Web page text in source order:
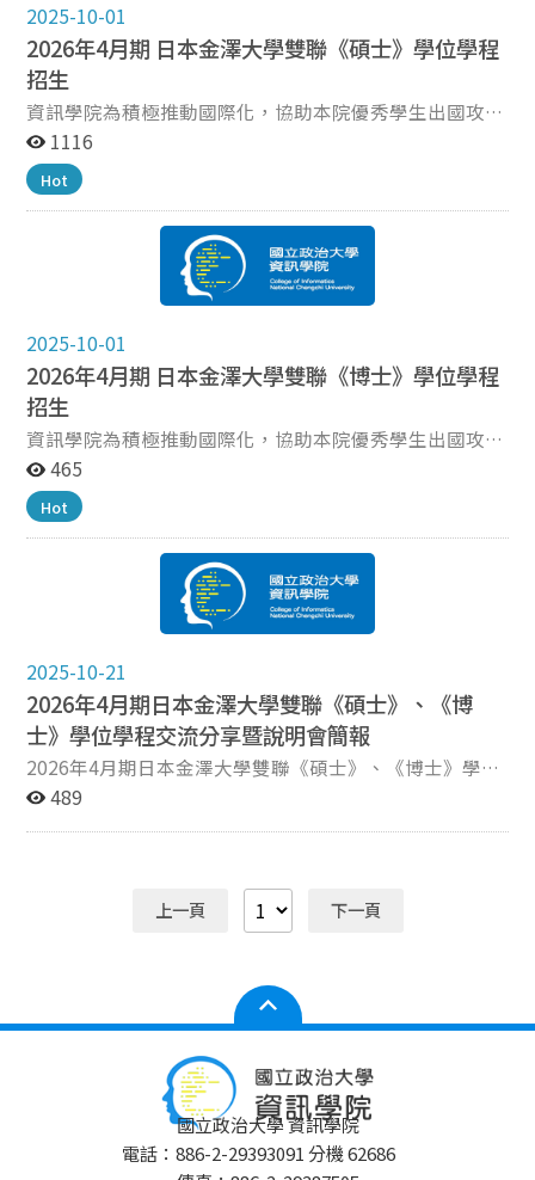
明：雅思（IELTS）6.5、培生（PTE）59，或托福
（TOEFL IBT）85 兩封推薦信（其中一封須由「論文指導
老師」撰寫） SOP（含以下Program選擇2~3項，並註明
志願排序） 學生須於申請時決定擬就讀之Program
(Master of Engineering, MEng)，UC提供的MEng選項如
下（https://www.ceas.uc.edu/academics/degrees-
programs/graduate.html）： 資訊與電子類：人工智慧
(AI)、電腦工程、電腦科學與軟體工程、電機工程。 機械
與自動化類：航空航天工程、機器人與智慧自主系統、機
程、化學工程、材料科學與工程。 生醫與能源類：生物醫
（星期二）17：00前，將應繳交文件電子檔e-mail
至 coi@nccu.edu.tw（標題：辛辛那提雙聯學位_（學號
姓名））
2025-10-01
2026年4月期 日本金澤大學雙聯《碩士》學位學程
招生
資訊學院為積極推動國際化，協助本院優秀學生出國攻讀
資訊科學雙聯碩士學位，提供學生更寬廣的學習視野和文
化體驗，特與日本金澤大學（KANAZAWA UNIVERSITY）
簽訂國際雙聯學位合作計畫。 招收對象 本院已完成註冊
之碩士班學生，申請細則依金澤大學雙聯學程
【GUIDELINES FOR APPLICANTS (master)_April 2026】
日起至2025年11月10日上班時間（上午9:00~下午
樓4樓140407）。 繳交文件 NCCU申請表。
【GUIDELINES FOR APPLICANTS (master)_April 2026】
要求之文件。 口試時間及結果公布 口試：2025年12月1
日～12月24日，詳細時間另由金澤大學通知。 結果公
布：2026年1月23日，依金澤大學公布時間為準。 日本
金澤大學相關資訊 https://www.se.kanazawa-
u.ac.jp/information 學分抵免~金澤大學規定 The
transfer of credits obtained from the partner university
is possible only for elective subjects by mutual
agreement. 此外，國立政治大學的選修科目為3學分，而
金澤大學為2學分，較國立政治大學少1學分。因此於金澤
大學取得的選修2學分可抵免國立政治大學之選修2學分；
於國立政治大學取得的選修3學分僅抵免金澤大學選修科
目之2學分。 徵兵及齡男子出境應經核准，詳情請參考內
政部宣導影片：https://www.youtube.com/watch?v=4-
vl1Q-8Cz8 辦理。
1116
Hot
2025-10-01
2026年4月期 日本金澤大學雙聯《博士》學位學程
招生
資訊學院為積極推動國際化，協助本院優秀學生出國攻讀
資訊科學雙聯博士學位，提供學生更寬廣的學習視野和文
化體驗，特與日本金澤大學（KANAZAWA UNIVERSITY）
簽訂國際雙聯學位合作計畫。 招收對象 本院資訊科學系
已完成註冊之博士班學生，申請細則依金澤大學雙聯學程
【GUIDELINES FOR APPLICANTS (Doctor)_April 2026】
日起至2025年11月10日上班時間（上午9:00~下午
樓4樓140407）。 繳交文件 NCCU申請表。
【GUIDELINES FOR APPLICANTS (Doctor)_April 2026】
要求之文件。 口試時間及結果公布 口試：2025年12月1
日～12月24日，詳細時間另由金澤大學通知。 結果公
布：2026年1月23日，依金澤大學公布時間為準。 日本
金澤大學相關資訊 https://www.se.kanazawa-
u.ac.jp/information 學分抵免~金澤大學規定 The
is possible only for elective subjects by mutual
agreement. 此外，國立政治大學的選修科目為3學分，而
金澤大學為2學分，較國立政治大學少1學分。因此於金澤
於國立政治大學取得的選修3學分僅抵免金澤大學選修科
vl1Q-8Cz8 辦理。
465
Hot
2025-10-21
2026年4月期日本金澤大學雙聯《碩士》、《博
士》學位學程交流分享暨說明會簡報
2026年4月期日本金澤大學雙聯《碩士》、《博士》學位
學程交流分享暨說明會已圓滿結束，活動當天簡報歡迎至
489
上一頁 下一頁
國立政治大學 資訊學院
電話：886-2-29393091 分機 62686